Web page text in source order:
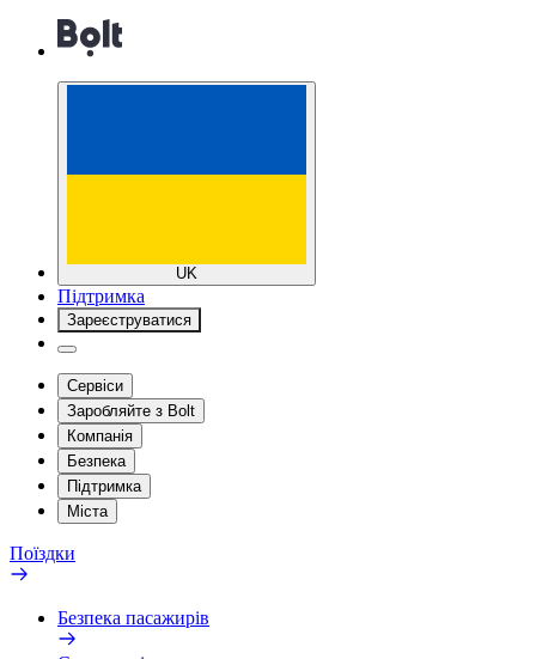
UK
Підтримка
Зареєструватися
Сервіси
Заробляйте з Bolt
Компанія
Безпека
Підтримка
Міста
Поїздки
Безпека пасажирів